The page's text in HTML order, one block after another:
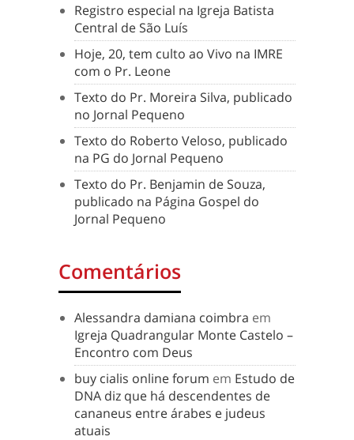
Registro especial na Igreja Batista
Central de São Luís
Hoje, 20, tem culto ao Vivo na IMRE
com o Pr. Leone
Texto do Pr. Moreira Silva, publicado
no Jornal Pequeno
Texto do Roberto Veloso, publicado
na PG do Jornal Pequeno
Texto do Pr. Benjamin de Souza,
publicado na Página Gospel do
Jornal Pequeno
Comentários
Alessandra damiana coimbra em
Igreja Quadrangular Monte Castelo –
Encontro com Deus
buy cialis online forum em Estudo de
DNA diz que há descendentes de
cananeus entre árabes e judeus
atuais